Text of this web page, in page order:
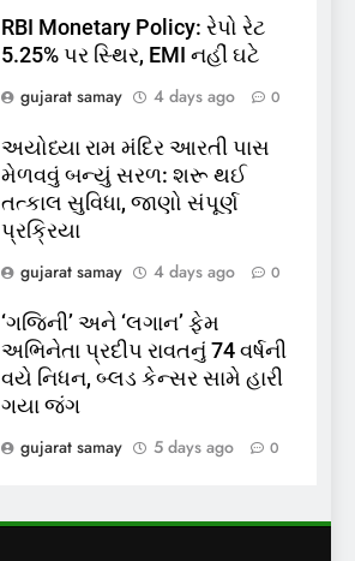
RBI Monetary Policy: રેપો રેટ
5.25% પર સ્થિર, EMI નહીં ઘટે
gujarat samay
4 days ago 0
અયોધ્યા રામ મંદિર આરતી પાસ
મેળવવું બન્યું સરળ: શરૂ થઈ
તત્કાલ સુવિધા, જાણો સંપૂર્ણ
પ્રક્રિયા
gujarat samay
4 days ago 0
‘ગજિની’ અને ‘લગાન’ ફેમ
અભિનેતા પ્રદીપ રાવતનું 74 વર્ષની
વયે નિધન, બ્લડ કેન્સર સામે હારી
ગયા જંગ
gujarat samay
5 days ago 0
પાસપોર્ટ વેરિફિકેશન માટે હવે
પોલીસ સ્ટેશનના ધક્કામાંથી
પ્રક્રિયા બની સરળ
GUJARAT TOP NEWS
રાજ્યસભામાં ‘જન્મ અને મૃત્યુ
પાસ, વિપક્ષનો ઉગ્ર હોબાળો
શું તમારું મધ કે ઘી ખરેખર શુદ્ધ
છે? FSSAIએ ડાબરના દાવાઓની
પોલ ખોલી, મૂક્યો પ્રતિબંધ
INDIA TOP NEWS